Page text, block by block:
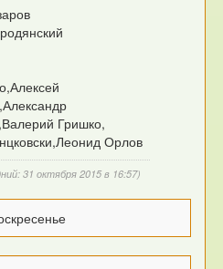
Гришко,
Орлов
31 октября 2015 в 16:57)